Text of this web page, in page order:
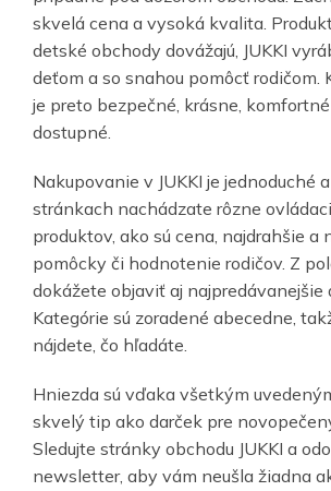
skvelá cena a vysoká kvalita.
detské obchody dovážajú, JUKKI
deťom a so snahou pomôcť rodičom.
je preto bezpečné, krásne,
dostupné.
Nakupovanie v JUKKI je jednoduché
stránkach nachádzate rôzne
produktov, ako sú cena, najdrahšie a
pomôcky či hodnotenie rodičov. Z
dokážete objaviť aj najpredávanejšie
Kategórie sú zoradené abecedne,
nájdete, čo hľadáte.
Hniezda sú vďaka všetkým
skvelý tip ako darček pre
Sledujte stránky obchodu JUKKI a
newsletter, aby vám neušla žiadna